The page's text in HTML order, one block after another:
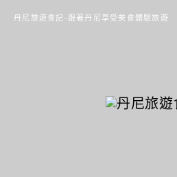
丹尼旅遊食記-跟著丹尼享受美食體驗旅遊